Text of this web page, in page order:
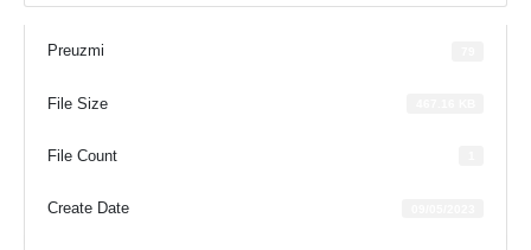
Preuzmi
File Size
File Count
Create Date